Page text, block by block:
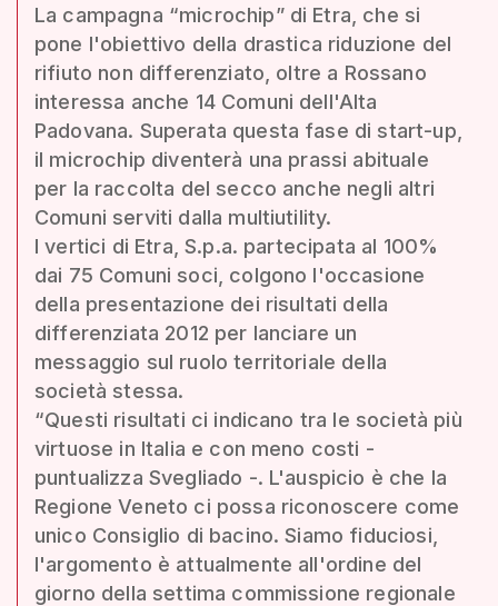
La campagna “microchip” di Etra, che si
pone l'obiettivo della drastica riduzione del
rifiuto non differenziato, oltre a Rossano
interessa anche 14 Comuni dell'Alta
Padovana. Superata questa fase di start-up,
il microchip diventerà una prassi abituale
per la raccolta del secco anche negli altri
Comuni serviti dalla multiutility.
I vertici di Etra, S.p.a. partecipata al 100%
dai 75 Comuni soci, colgono l'occasione
della presentazione dei risultati della
differenziata 2012 per lanciare un
messaggio sul ruolo territoriale della
società stessa.
“Questi risultati ci indicano tra le società più
virtuose in Italia e con meno costi -
puntualizza Svegliado -. L'auspicio è che la
Regione Veneto ci possa riconoscere come
unico Consiglio di bacino. Siamo fiduciosi,
l'argomento è attualmente all'ordine del
giorno della settima commissione regionale